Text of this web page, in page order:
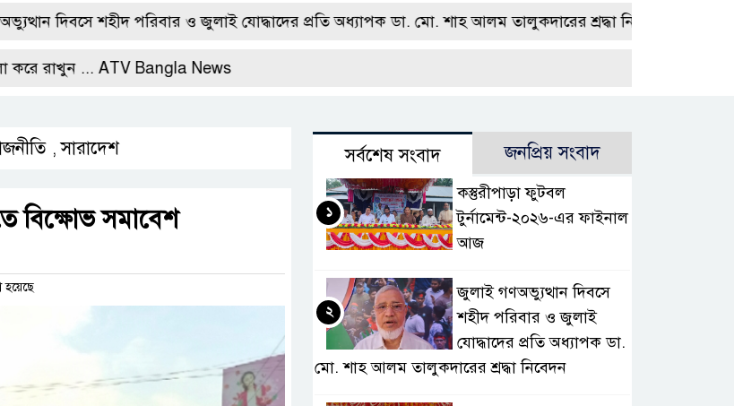
শহীদ পরিবার ও জুলাই যোদ্ধাদের প্রতি অধ্যাপক ডা. মো. শাহ আলম তালুকদারের শ্রদ্ধা নিবেদন
...ATV Bangla News
,সারাদেশ
বিক্ষোভ সমাবেশ
সর্বশেষ সংবাদ জনপ্রিয় সংবাদ
কস্তুরীপাড়া ফুটবল
টুর্নামেন্ট-২০২৬-এর ফাইনাল
আজ
১
জুলাই গণঅভ্যুত্থান দিবসে
শহীদ পরিবার ও জুলাই
যোদ্ধাদের প্রতি অধ্যাপক ডা.
মো. শাহ আলম তালুকদারের শ্রদ্ধা নিবেদন
২